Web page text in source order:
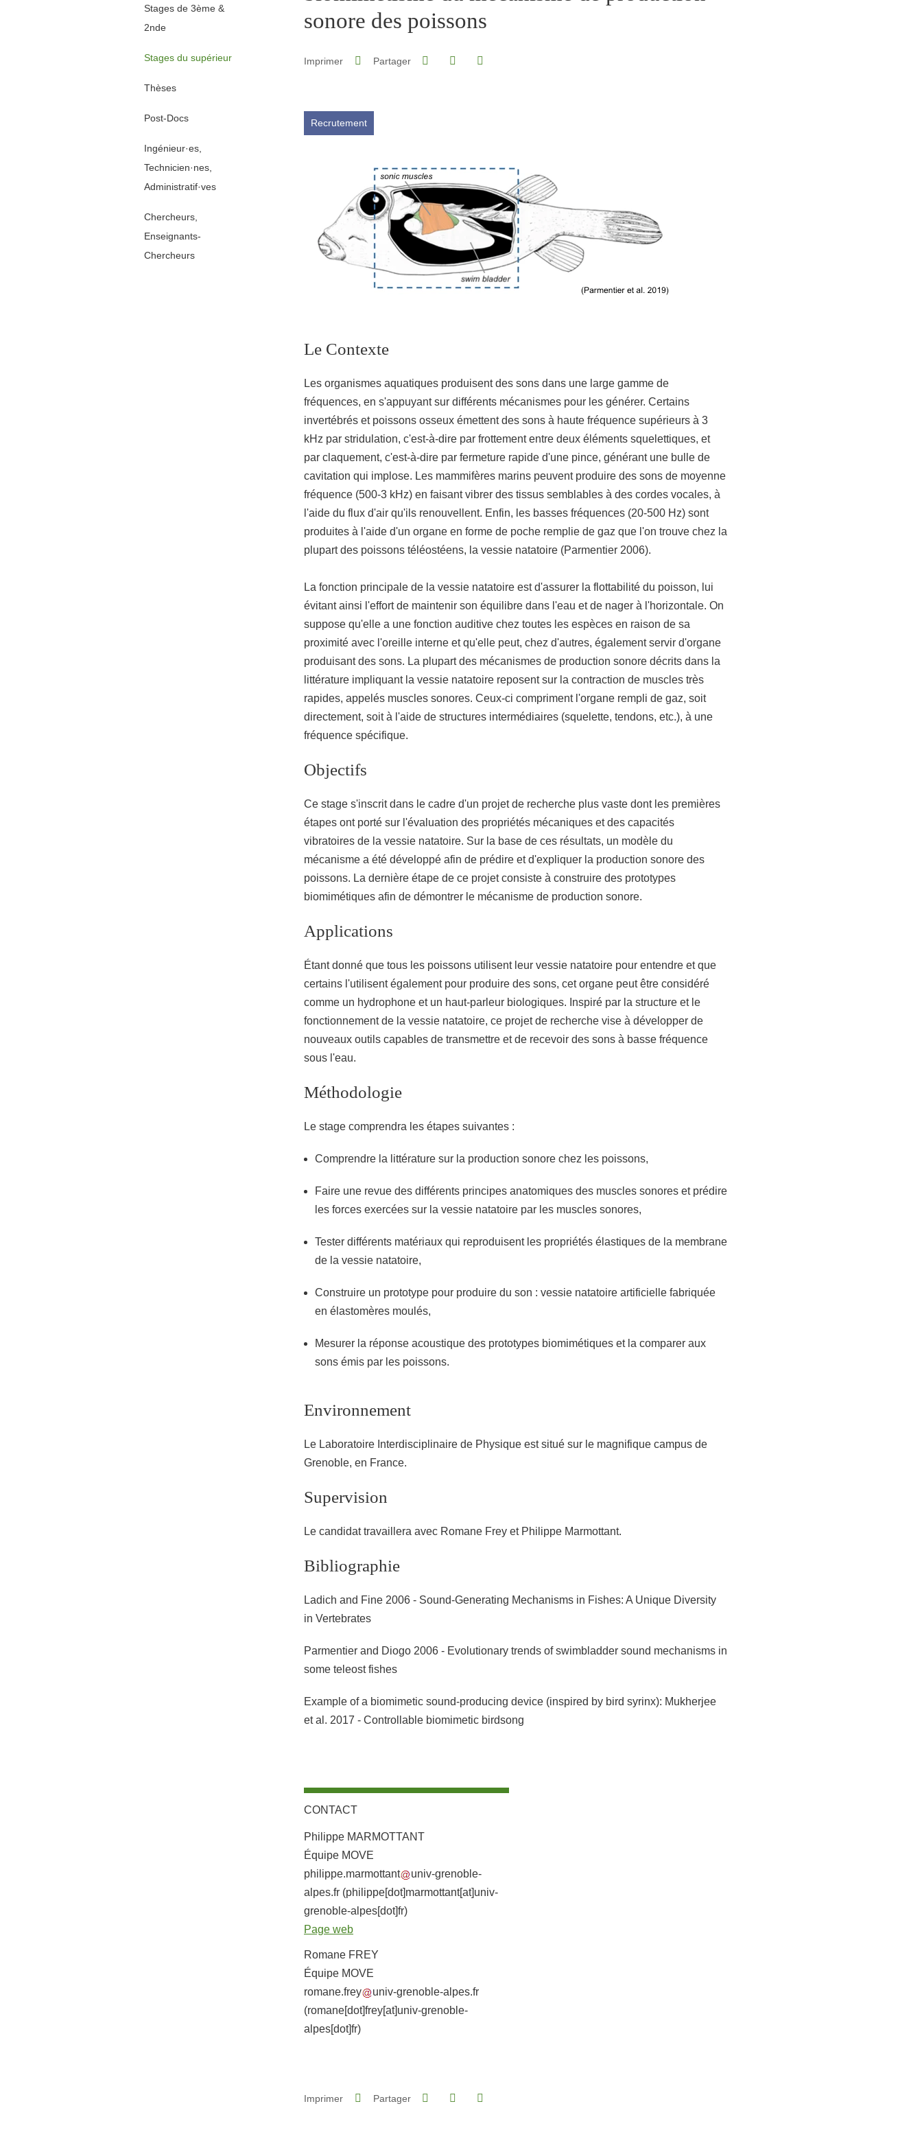
Stages de 3ème &
2nde
Stages du supérieur
Thèses
Post-Docs
Ingénieur·es,
Technicien·nes,
Administratif·ves
Chercheurs,
Enseignants-
Chercheurs
sonore des poissons
Imprimer Partager Partager sur Facebook
Partager sur LinkedIn
Recrutement
Le Contexte
Les organismes aquatiques produisent des sons dans une large gamme de
fréquences, en s'appuyant sur différents mécanismes pour les générer. Certains
invertébrés et poissons osseux émettent des sons à haute fréquence supérieurs à 3
kHz par stridulation, c'est-à-dire par frottement entre deux éléments squelettiques, et
par claquement, c'est-à-dire par fermeture rapide d'une pince, générant une bulle de
cavitation qui implose. Les mammifères marins peuvent produire des sons de moyenne
fréquence (500-3 kHz) en faisant vibrer des tissus semblables à des cordes vocales, à
l'aide du flux d'air qu'ils renouvellent. Enfin, les basses fréquences (20-500 Hz) sont
produites à l'aide d'un organe en forme de poche remplie de gaz que l'on trouve chez la
plupart des poissons téléostéens, la vessie natatoire (Parmentier 2006).
La fonction principale de la vessie natatoire est d'assurer la flottabilité du poisson, lui
évitant ainsi l'effort de maintenir son équilibre dans l'eau et de nager à l'horizontale. On
suppose qu'elle a une fonction auditive chez toutes les espèces en raison de sa
proximité avec l'oreille interne et qu'elle peut, chez d'autres, également servir d'organe
produisant des sons. La plupart des mécanismes de production sonore décrits dans la
littérature impliquant la vessie natatoire reposent sur la contraction de muscles très
rapides, appelés muscles sonores. Ceux-ci compriment l'organe rempli de gaz, soit
directement, soit à l'aide de structures intermédiaires (squelette, tendons, etc.), à une
fréquence spécifique.
Objectifs
Ce stage s'inscrit dans le cadre d'un projet de recherche plus vaste dont les premières
étapes ont porté sur l'évaluation des propriétés mécaniques et des capacités
vibratoires de la vessie natatoire. Sur la base de ces résultats, un modèle du
mécanisme a été développé afin de prédire et d'expliquer la production sonore des
poissons. La dernière étape de ce projet consiste à construire des prototypes
biomimétiques afin de démontrer le mécanisme de production sonore.
Applications
Étant donné que tous les poissons utilisent leur vessie natatoire pour entendre et que
certains l'utilisent également pour produire des sons, cet organe peut être considéré
comme un hydrophone et un haut-parleur biologiques. Inspiré par la structure et le
fonctionnement de la vessie natatoire, ce projet de recherche vise à développer de
nouveaux outils capables de transmettre et de recevoir des sons à basse fréquence
sous l'eau.
Méthodologie
Le stage comprendra les étapes suivantes :
Comprendre la littérature sur la production sonore chez les poissons,
Faire une revue des différents principes anatomiques des muscles sonores et prédire
les forces exercées sur la vessie natatoire par les muscles sonores,
Tester différents matériaux qui reproduisent les propriétés élastiques de la membrane
de la vessie natatoire,
Construire un prototype pour produire du son : vessie natatoire artificielle fabriquée
en élastomères moulés,
Mesurer la réponse acoustique des prototypes biomimétiques et la comparer aux
sons émis par les poissons.
Environnement
Le Laboratoire Interdisciplinaire de Physique est situé sur le magnifique campus de
Grenoble, en France.
Supervision
Le candidat travaillera avec Romane Frey et Philippe Marmottant.
Bibliographie
Ladich and Fine 2006 - Sound-Generating Mechanisms in Fishes: A Unique Diversity
in Vertebrates
Parmentier and Diogo 2006 - Evolutionary trends of swimbladder sound mechanisms in
some teleost fishes
Example of a biomimetic sound-producing device (inspired by bird syrinx): Mukherjee
et al. 2017 - Controllable biomimetic birdsong
CONTACT
Philippe MARMOTTANT
Équipe MOVE
philippe.marmottant
univ-grenoble-
alpes.fr(philippe[dot]marmottant[at]univ-
grenoble-alpes[dot]fr)
Page web
Romane FREY
Équipe MOVE
romane.frey
univ-grenoble-alpes.fr
(romane[dot]frey[at]univ-grenoble-
alpes[dot]fr)
Imprimer Partager Partager sur Facebook
Partager sur LinkedIn